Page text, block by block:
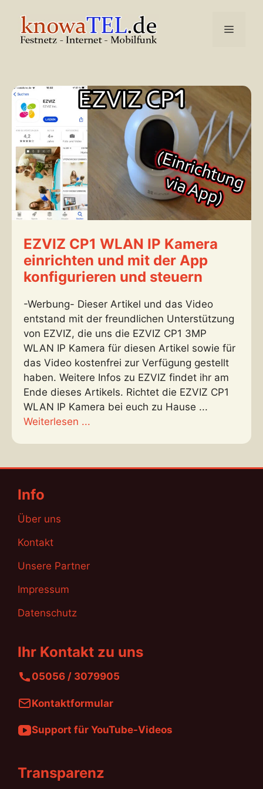
Inhalt
springen
Menü
EZVIZ CP1 WLAN IP Kamera
einrichten und mit der App
konfigurieren und steuern
-Werbung- Dieser Artikel und das Video
entstand mit der freundlichen Unterstützung
von EZVIZ, die uns die EZVIZ CP1 3MP
WLAN IP Kamera für diesen Artikel sowie für
das Video kostenfrei zur Verfügung gestellt
haben. Weitere Infos zu EZVIZ findet ihr am
Ende dieses Artikels. Richtet die EZVIZ CP1
WLAN IP Kamera bei euch zu Hause ...
Weiterlesen ...
Info
Über uns
Kontakt
Unsere Partner
Impressum
Datenschutz
Ihr Kontakt zu uns
05056 / 3079905
Kontaktformular
Support für YouTube-Videos
Transparenz